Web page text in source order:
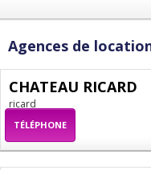
Agences de
CHATEAU RICARD
ricard
TÉLÉPHONE